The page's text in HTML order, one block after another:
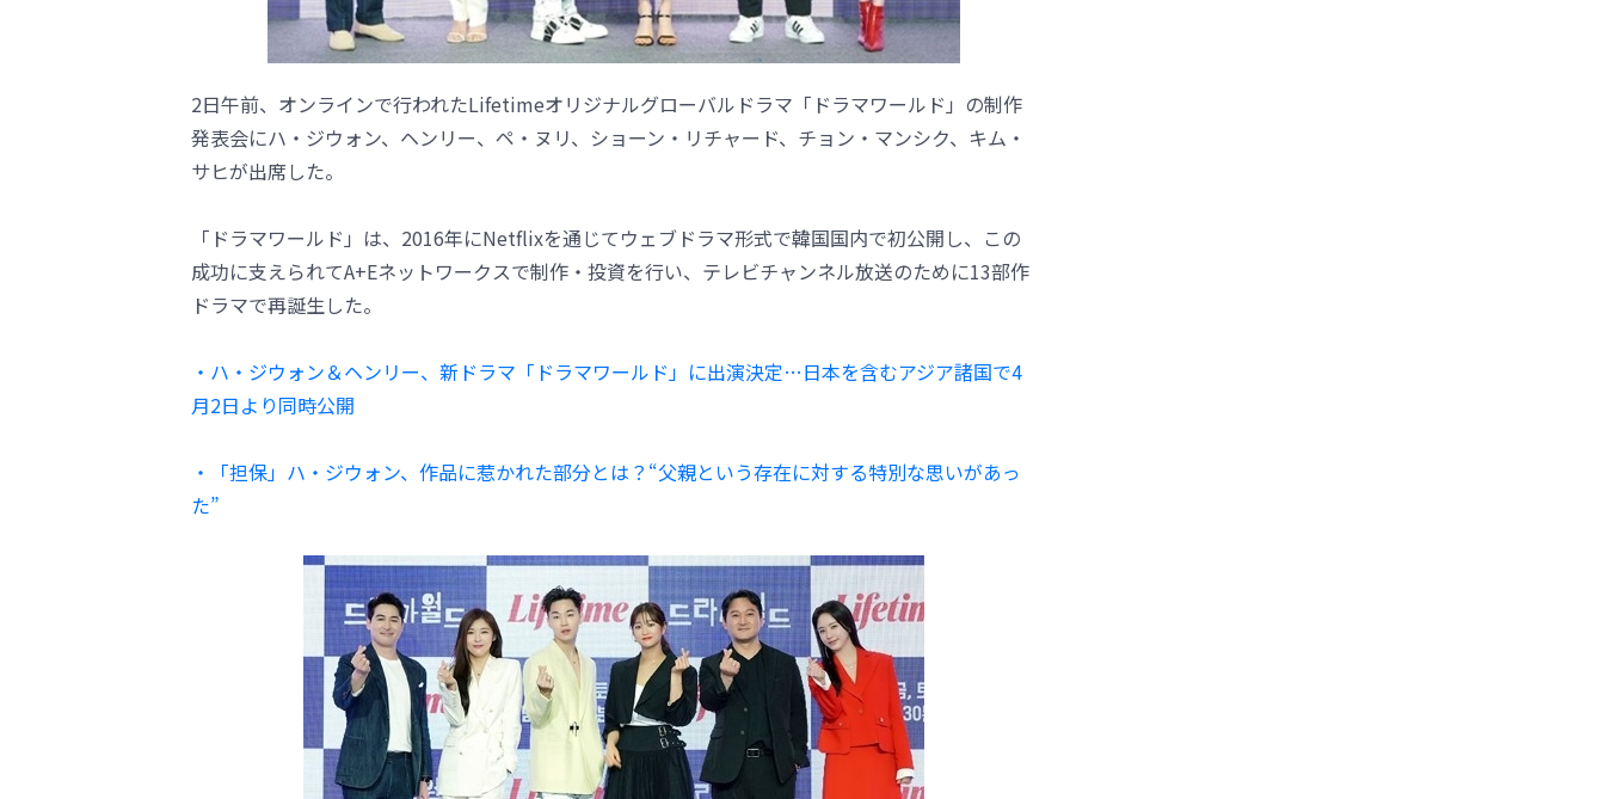
2日午前、オンラインで行われたLifetimeオリジナルグローバルドラマ「ドラマワールド」の制作
発表会にハ・ジウォン、ヘンリー、ペ・ヌリ、ショーン・リチャード、チョン・マンシク、キム・
サヒが出席した。
「ドラマワールド」は、2016年にNetflixを通じてウェブドラマ形式で韓国国内で初公開し、この
成功に支えられてA+Eネットワークスで制作・投資を行い、テレビチャンネル放送のために13部作
ドラマで再誕生した。
・ハ・ジウォン＆ヘンリー、新ドラマ「ドラマワールド」に出演決定…日本を含むアジア諸国で4
月2日より同時公開
・「担保」ハ・ジウォン、作品に惹かれた部分とは？“父親という存在に対する特別な思いがあっ
た”